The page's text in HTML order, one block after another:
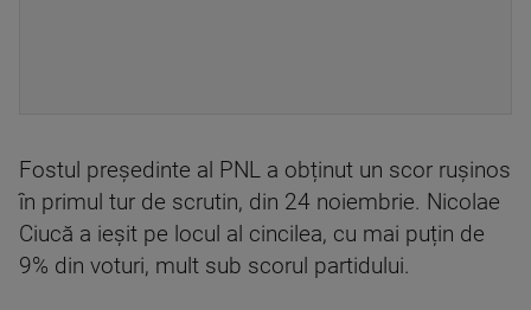
Fostul președinte al PNL a obținut un scor rușinos
în primul tur de scrutin, din 24 noiembrie. Nicolae
Ciucă a ieșit pe locul al cincilea, cu mai puțin de
9% din voturi, mult sub scorul partidului.